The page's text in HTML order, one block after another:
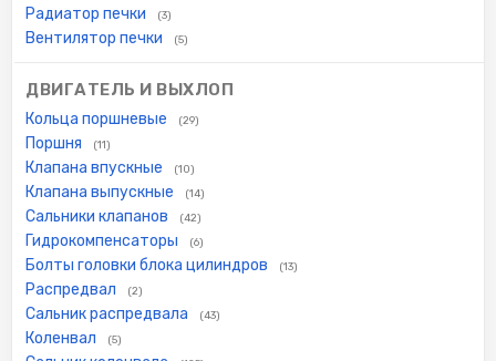
Радиатор печки (3)
Вентилятор печки (5)
ДВИГАТЕЛЬ И ВЫХЛОП
Кольца поршневые (29)
Поршня (11)
Клапана впускные (10)
Клапана выпускные (14)
Сальники клапанов (42)
Гидрокомпенсаторы (6)
Болты головки блока цилиндров (13)
Распредвал (2)
Сальник распредвала (43)
Коленвал (5)